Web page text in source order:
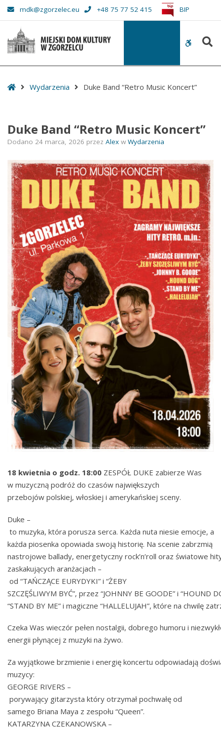
Duke
“Retro
Music
Koncert”
mdk@zgorzelec.eu +48 75 77 52 415 BIP
WCAG
StartWydarzenia Duke Band “Retro Music Koncert”
Duke Band “Retro Music Koncert”
Dodano 24 marca, 2026 przez Alex w Wydarzenia
18 kwietnia o godz. 18:00 ZESPÓŁ DUKE zabierze Was
w muzyczną podróż do czasów największych
przebojów polskiej, włoskiej i amerykańskiej sceny.
Duke –
to muzyka, która porusza serca. Każda nuta niesie emocje, a
każda piosenka opowiada swoją historię. Na scenie zabrzmią
nastrojowe ballady, energetyczny rock’n’roll oraz światowe
zaskakujących aranżacjach –
od “TAŃCZĄCE EURYDYKI” i “ŻEBY
SZCZĘŚLIWYM BYĆ”, przez “JOHNNY BE GOODE” i “HOUND
“STAND BY ME” i magiczne “HALLELUJAH”, które na chwilę
Czeka Was wieczór pełen nostalgii, dobrego humoru i
energii płynącej z muzyki na żywo.
Za wyjątkowe brzmienie i energię koncertu odpowiadają
muzycy:
GEORGE RIVERS –
porywający gitarzysta który otrzymał pochwałę od
samego Briana Maya z zespołu “Queen”.
KATARZYNA CZEKANOWSKA –